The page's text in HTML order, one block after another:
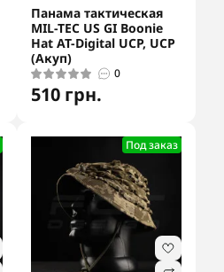
Панама тактическая
MIL-TEC US GI Boonie
Hat AT-Digital UCP, UCP
(Акуп)
0
510 грн.
Под заказ